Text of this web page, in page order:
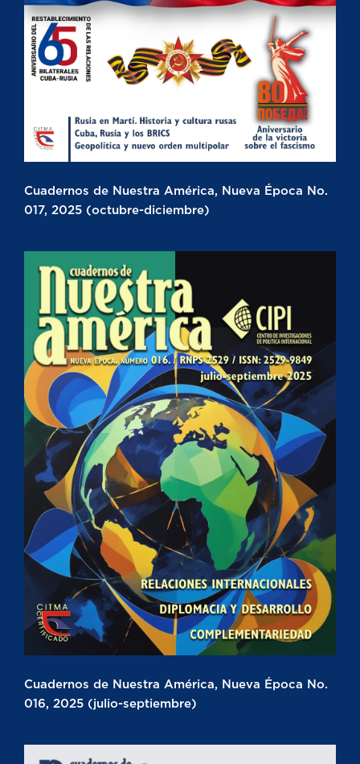
Cuadernos de Nuestra América, Nueva Época No.
017, 2025 (octubre-diciembre)
Cuadernos de Nuestra América, Nueva Época No.
016, 2025 (julio-septiembre)